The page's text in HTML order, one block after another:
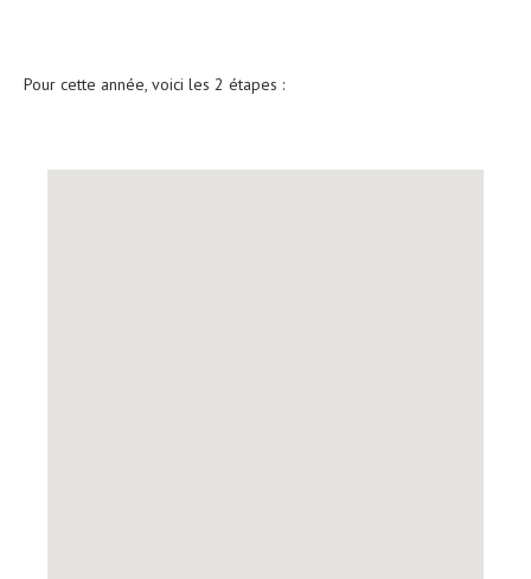
Pour cette année, voici les 2 étapes :